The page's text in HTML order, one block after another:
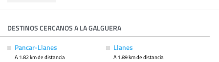
DESTINOS CERCANOS A LA GALGUERA
Pancar-Llanes
A 1.82 km de distancia
Llanes
A 1.89 km de distancia